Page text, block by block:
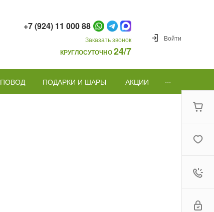
+7 (924) 11 000 88
Заказать звонок
КРУГЛОСУТОЧНО24/7
Войти
ПОВОД ПОДАРКИ И ШАРЫ АКЦИИ ...